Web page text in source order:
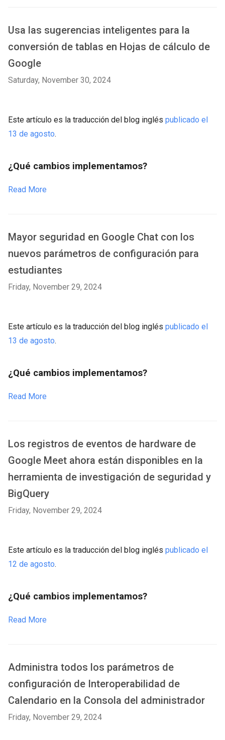
Usa las sugerencias inteligentes para la
conversión de tablas en Hojas de cálculo de
Google
Saturday, November 30, 2024
Este artículo es la traducción del blog inglés publicado el
13 de agosto.
¿Qué cambios implementamos?
Read More
Mayor seguridad en Google Chat con los
nuevos parámetros de configuración para
estudiantes
Friday, November 29, 2024
Este artículo es la traducción del blog inglés publicado el
13 de agosto.
¿Qué cambios implementamos?
Read More
Los registros de eventos de hardware de
Google Meet ahora están disponibles en la
herramienta de investigación de seguridad y
BigQuery
Friday, November 29, 2024
Este artículo es la traducción del blog inglés publicado el
12 de agosto.
¿Qué cambios implementamos?
Read More
Administra todos los parámetros de
configuración de Interoperabilidad de
Calendario en la Consola del administrador
Friday, November 29, 2024